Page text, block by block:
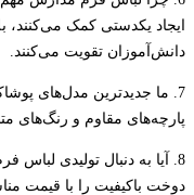
ایجاد یکدستی کمک می‌کنند،
دانش‌آموزان تقویت می‌کنند.
7. ما جدیدترین مدل‌های
پارچه‌های مقاوم و رنگ‌های
8. آیا به دنبال تولیدی
دوخت باکیفیت را با قیمت